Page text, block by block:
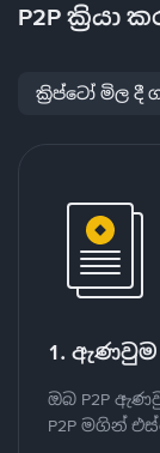
P2P ක්‍රියා
ක්‍රිප්ටෝ මිල දී
1. ඇණවුම
ඔබ P2P
P2P මගින්